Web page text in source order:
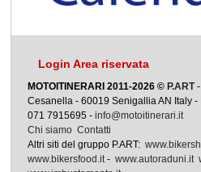
Login Area riservata
MOTOITINERARI 2011-2026 © P.ART-
Cesanella - 60019 Senigallia AN Italy -
071 7915695 -info@motoitinerari.it
Chi siamo Contatti
Altri siti del gruppo P.ART:
www.bikersfood.it-www.autoraduni.it